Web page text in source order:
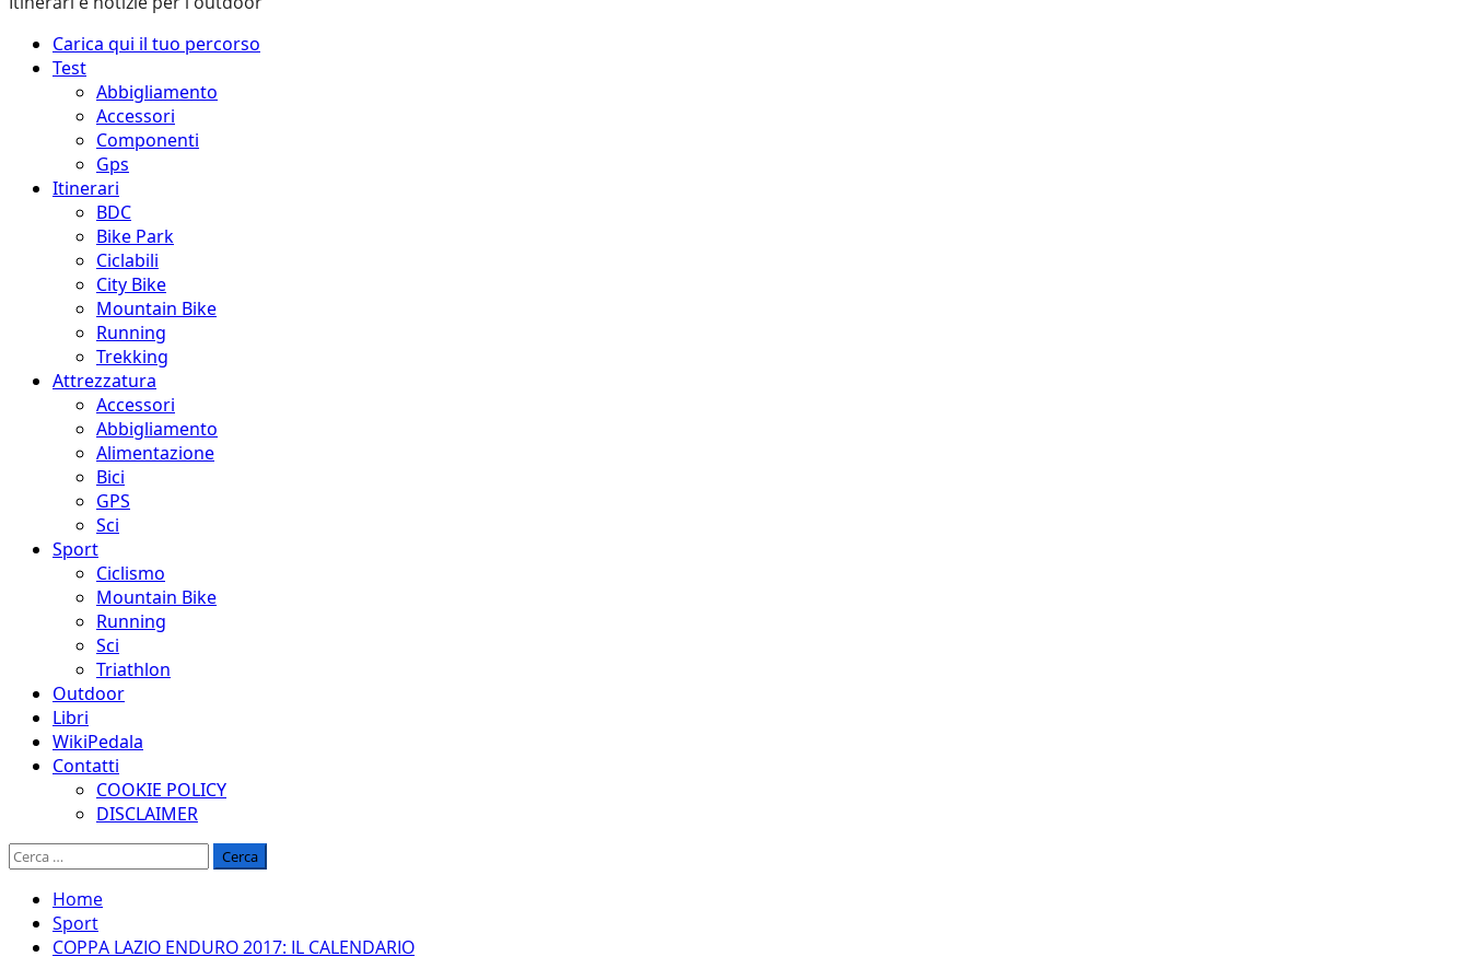
Menu
principale
Carica qui il tuo percorso
Test
Abbigliamento
Accessori
Componenti
Gps
Itinerari
BDC
Bike Park
Ciclabili
City Bike
Mountain Bike
Running
Trekking
Attrezzatura
Accessori
Abbigliamento
Alimentazione
Bici
GPS
Sci
Sport
Ciclismo
Mountain Bike
Running
Sci
Triathlon
Outdoor
Libri
WikiPedala
Contatti
COOKIE POLICY
DISCLAIMER
Ricerca
Home
Sport
COPPA LAZIO ENDURO 2017: IL CALENDARIO